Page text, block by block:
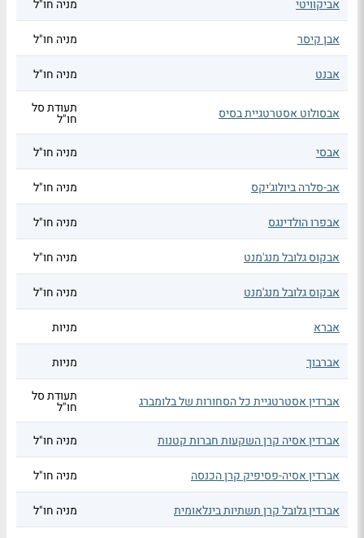
אביקוויטי מניה חו"ל
אבן קיסר מניה חו"ל
אבנט מניה חו"ל
אבסולוט אסטרטגיית בסיס תעודת סל
חו"ל
אבסי
מניה חו"ל
אב-סלרה ביולוג'יקס מניה חו"ל
אבפרו הולדינגס מניה חו"ל
אבקוס גלובל מנג'מנט מניה חו"ל
אבקוס גלובל מנג'מנט מניה חו"ל
אברא מניות
אברבוך מניות
אברדין אסטרטגיית כל הסחורות של בלומברג תעודת סל
חו"ל
אברדין אסיה קרן השקעות חברות קטנות
מניה חו"ל
אברדין אסיה-פסיפיק קרן הכנסה מניה חו"ל
אברדין גלובל קרן תשתיות בינלאומית מניה חו"ל